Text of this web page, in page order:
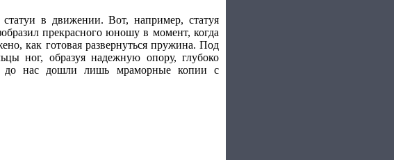
в движении. Вот, например, статуя
прекрасного юношу в момент, когда
как готовая развернуться пружина. Под
ног, образуя надежную опору, глубоко
до нас дошли лишь мраморные копии с